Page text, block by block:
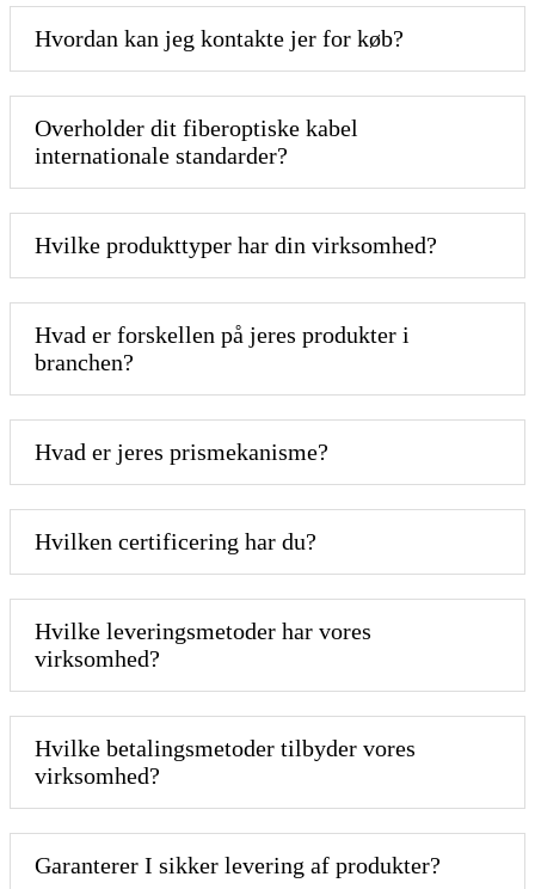
Hvordan kan jeg kontakte jer for køb?
Overholder dit fiberoptiske kabel
internationale standarder?
Hvilke produkttyper har din virksomhed?
Hvad er forskellen på jeres produkter i
branchen?
Hvad er jeres prismekanisme?
Hvilken certificering har du?
Hvilke leveringsmetoder har vores
virksomhed?
Hvilke betalingsmetoder tilbyder vores
virksomhed?
Garanterer I sikker levering af produkter?